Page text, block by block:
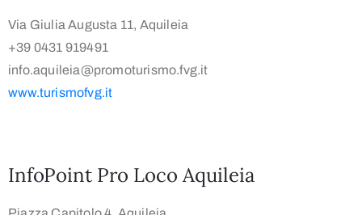
Via Giulia Augusta 11, Aquileia
+39 0431 919491
info.aquileia@promoturismo.fvg.it
www.turismofvg.it
InfoPoint Pro Loco Aquileia